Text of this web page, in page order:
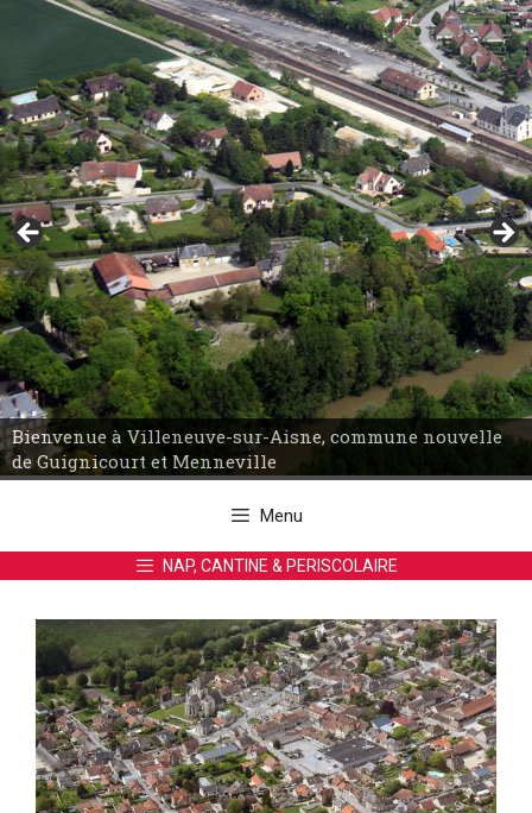
Bienvenue à Villeneuve-sur-Aisne, commune nouvelle
de Guignicourt et Menneville
Menu
NAP, CANTINE & PERISCOLAIRE